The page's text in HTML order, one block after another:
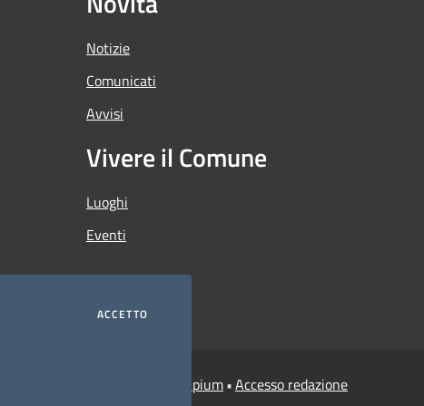
Notizie
Comunicati
Avvisi
Vivere il Comune
Luoghi
Eventi
Municipium•Accesso redazione
ACCETTO